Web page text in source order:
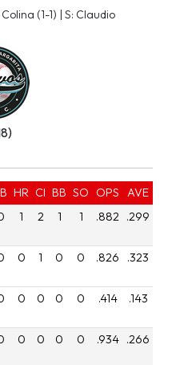
(1-1) | S: Claudio
HR CI BB SO OPS AVE
1 2 1 1 .882 .299
0 1 0 0 .826 .323
0 0 0 0 .414 .143
0 0 0 0 .934 .266